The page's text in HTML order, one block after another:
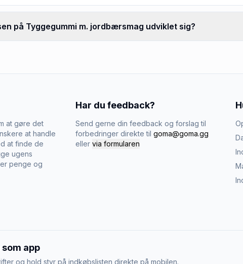
på Tyggegummi m. jordbærsmag udviklet sig?
at gøre det
at handle
at finde de
ugens
penge og
Har du feedback?
Send gerne din feedback og forslag til
forbedringer direkte til goma@goma.gg
eller via formularen
app
og hold styr på indkøbslisten direkte på mobilen.